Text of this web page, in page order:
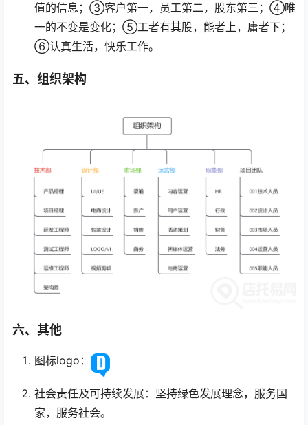
值的信息；③客户第一，员工第二，股东第三；④唯
一的不变是变化；⑤工者有其股，能者上，庸者下；
⑥认真生活，快乐工作。
五、组织架构
六、其他
图标logo：
社会责任及可持续发展：坚持绿色发展理念，服务国
家，服务社会。